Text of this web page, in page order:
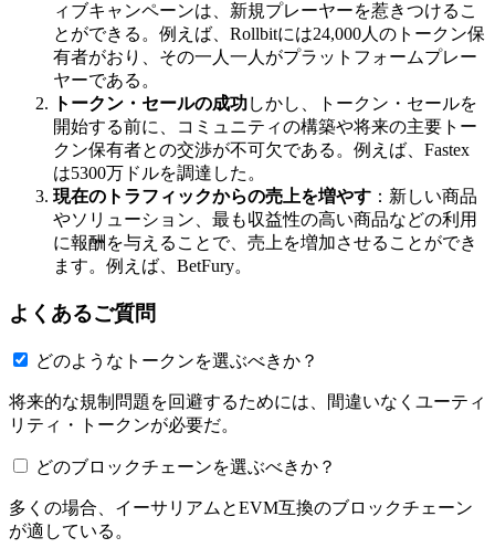
ィブキャンペーンは、新規プレーヤーを惹きつけるこ
とができる。例えば、Rollbitには24,000人のトークン保
有者がおり、その一人一人がプラットフォームプレー
ヤーである。
トークン・セールの成功しかし、トークン・セールを
開始する前に、コミュニティの構築や将来の主要トー
クン保有者との交渉が不可欠である。例えば、Fastex
は5300万ドルを調達した。
現在のトラフィックからの売上を増やす ：新しい商品
やソリューション、最も収益性の高い商品などの利用
に報酬を与えることで、売上を増加させることができ
ます。例えば、BetFury。
よくあるご質問
どのようなトークンを選ぶべきか？
将来的な規制問題を回避するためには、間違いなくユーティ
リティ・トークンが必要だ。
どのブロックチェーンを選ぶべきか？
多くの場合、イーサリアムとEVM互換のブロックチェーン
が適している。